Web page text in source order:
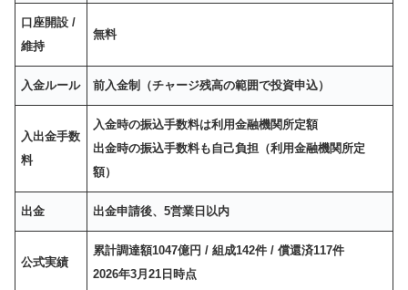
口座開設 /
維持
無料
入金ルール 前入金制（チャージ残高の範囲で投資申込）
入出金手数
料
入金時の振込手数料は利用金融機関所定額
出金時の振込手数料も自己負担（利用金融機関所定
額）
出金 出金申請後、5営業日以内
公式実績
累計調達額1047億円 / 組成142件 / 償還済117件
2026年3月21日時点